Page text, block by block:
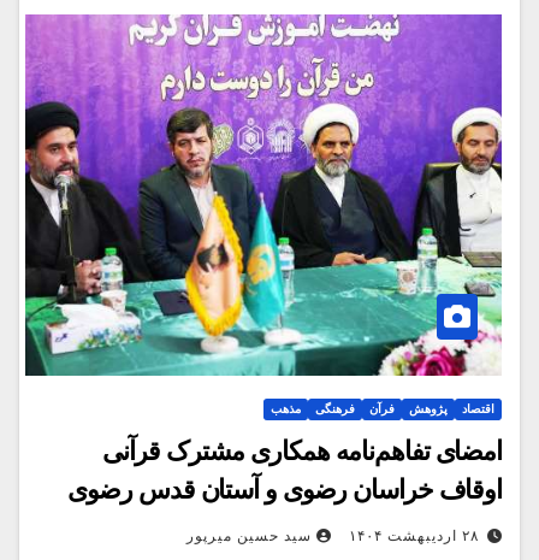
اقتصاد پژوهش فرآن فرهنگی مذهب
امضای تفاهم‌نامه همکاری مشترک قرآنی
اوقاف خراسان رضوی و آستان قدس رضوی
۲۸ اردیبهشت ۱۴۰۴ سید حسین میرپور